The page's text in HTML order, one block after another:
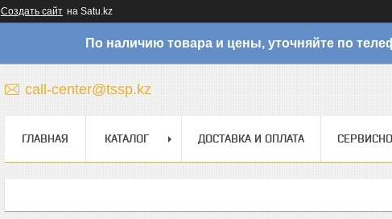
Создать сайт на Satu.kz
По наличию товара и цены, уточняйте по
call-center@tssp.kz
ГЛАВНАЯ КАТАЛОГ ДОСТАВКА И ОПЛАТА